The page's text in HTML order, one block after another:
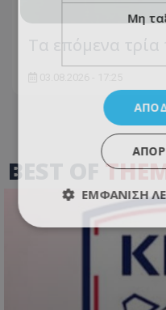
Τα επόμενα τρία
BEST OF
Μη
ΕΜΦΆΝΙΣΗ